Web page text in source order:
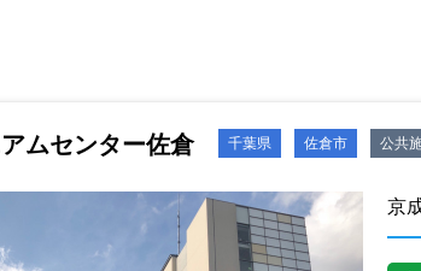
ムセンター佐倉 千葉県 佐倉市 公共
京